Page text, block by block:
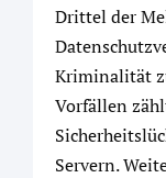
Drittel der
Kriminalität
Vorfällen
Servern.